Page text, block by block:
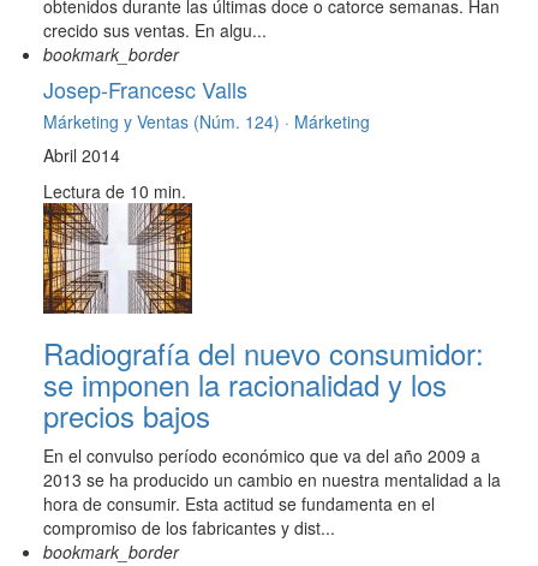
obtenidos durante las últimas doce o catorce semanas. Han
crecido sus ventas. En algu...
bookmark_border
Josep-Francesc Valls
Márketing y Ventas (Núm. 124) · Márketing
Abril 2014
Lectura de 10 min.
Radiografía del nuevo consumidor:
se imponen la racionalidad y los
precios bajos
En el convulso período económico que va del año 2009 a
2013 se ha producido un cambio en nuestra mentalidad a la
hora de consumir. Esta actitud se fundamenta en el
compromiso de los fabricantes y dist...
bookmark_border